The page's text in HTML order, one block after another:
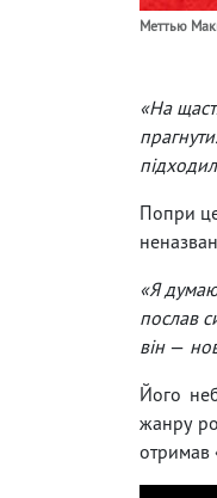
Меттью
«На
Попри
«Я
послав
він —
Його
жанру
отримав